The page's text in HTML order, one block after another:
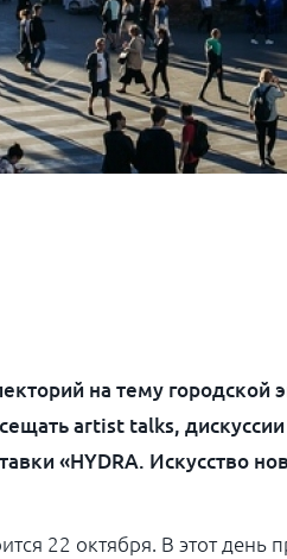
на тему
artist talks,
«HYDRA. Искусство
22 октября. В этот